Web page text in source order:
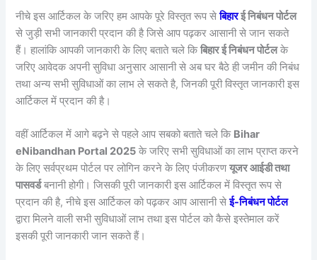
नीचे इस आर्टिकल के जरिए हम आपके पूरे विस्तृत रूप सेबिहारई निबंधन पोर्टल
से जुड़ी सभी जानकारी प्रदान की है जिसे आप पढ़कर आसानी से जान सकते
हैं। हालांकि आपकी जानकारी के लिए बताते चले किबिहार ई निबंधन पोर्टलके
जरिए आवेदक अपनी सुविधा अनुसार आसानी से अब घर बैठे ही जमीन की निबंध
तथा अन्य सभी सुविधाओं का लाभ ले सकते है, जिनकी पूरी विस्तृत जानकारी इस
आर्टिकल में प्रदान की है।
वहीं आर्टिकल में आगे बढ़ने से पहले आप सबको बताते चले कि Bihar
eNibandhan Portal 2025 के जरिए सभी सुविधाओं का लाभ प्राप्त करने
के लिए सर्वप्रथम पोर्टल पर लोगिन करने के लिए पंजीकरणयूजर आईडी तथा
पासवर्डबनानी होगी। जिसकी पूरी जानकारी इस आर्टिकल में विस्तृत रूप से
प्रदान की है, नीचे इस आर्टिकल को पढ़कर आप आसानी सेई-निबंधन पोर्टल
द्वारा मिलने वाली सभी सुविधाओं लाभ तथा इस पोर्टल को कैसे इस्तेमाल करें
इसकी पूरी जानकारी जान सकते हैं।